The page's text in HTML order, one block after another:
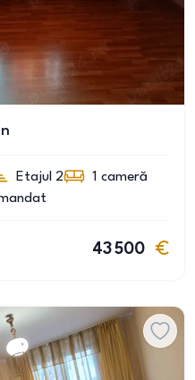
Etajul 2 1 cameră
43 500